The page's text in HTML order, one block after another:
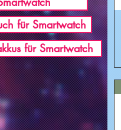
für Smartwatch
für Smartwatch